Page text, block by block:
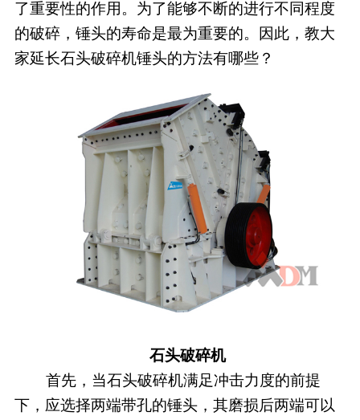
了重要性的作用。为了能够不断的进行不同程度
的破碎，锤头的寿命是最为重要的。因此，教大
家延长石头破碎机锤头的方法有哪些？
石头破碎机
首先，当石头破碎机满足冲击力度的前提
下，应选择两端带孔的锤头，其磨损后两端可以